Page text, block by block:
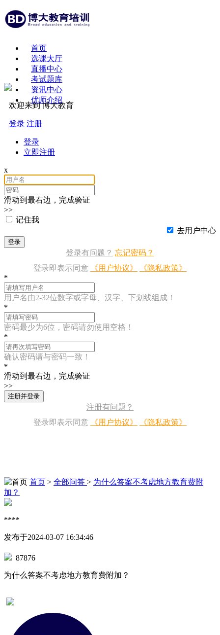
首页
选课大厅
直播中心
考试题库
资讯中心
优师介绍
欢迎来到 博大教育
登录 注册
登录
立即注册
x
滑动到最右边，完成验证
>>
记住我
去用户中心
登录
登录有问题？ 忘记密码？
登录即表示同意
《用户协议》
《隐私政策》
*
用户名由2-32位数字或字母、汉字、下划线组成！
*
密码最少为6位，密码请勿使用空格！
*
确认密码请与密码一致！
*
滑动到最右边，完成验证
>>
注册并登录
注册有问题？
登录即表示同意
《用户协议》 《隐私政策》
首页 > 全部问答 > 为什么答案不考虑地方教育费附
加？
****
发布于2024-03-07 16:34:46
87876
为什么答案不考虑地方教育费附加？